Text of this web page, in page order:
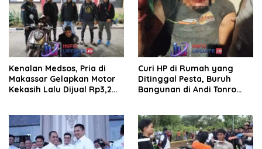
Kenalan Medsos, Pria di
Makassar Gelapkan Motor
Kekasih Lalu Dijual Rp3,2
Curi HP di Rumah yang
Ditinggal Pesta, Buruh
Bangunan di Andi Tonro